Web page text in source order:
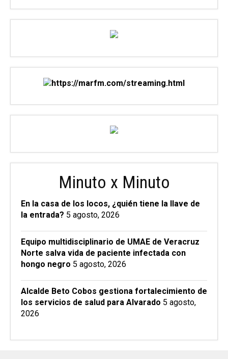
Minuto x Minuto
En la casa de los locos, ¿quién tiene la llave de
la entrada? 5 agosto, 2026
Equipo multidisciplinario de UMAE de Veracruz
Norte salva vida de paciente infectada con
hongo negro 5 agosto, 2026
Alcalde Beto Cobos gestiona fortalecimiento de
los servicios de salud para Alvarado 5 agosto,
2026